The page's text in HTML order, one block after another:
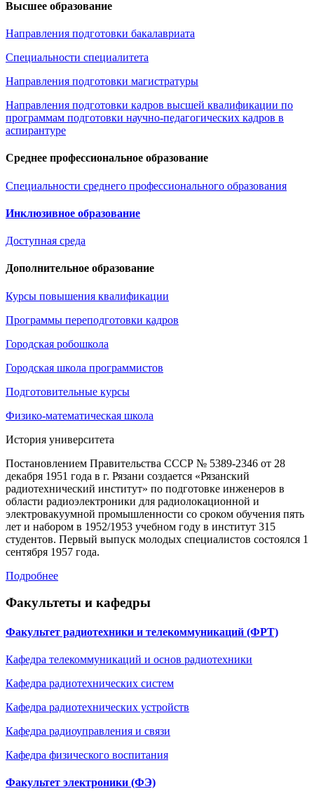
Высшее образование
Направления подготовки бакалавриата
Специальности специалитета
Направления подготовки магистратуры
Направления подготовки кадров высшей квалификации по
программам подготовки научно-педагогических кадров в
аспирантуре
Среднее профессиональное образование
Специальности среднего профессионального образования
Инклюзивное образование
Доступная среда
Дополнительное образование
Курсы повышения квалификации
Программы переподготовки кадров
Городская робошкола
Городская школа программистов
Подготовительные курсы
Физико-математическая школа
История университета
Постановлением Правительства СССР № 5389-2346 от 28
декабря 1951 года в г. Рязани создается «Рязанский
радиотехнический институт» по подготовке инженеров в
области радиоэлектроники для радиолокационной и
электровакуумной промышленности со сроком обучения пять
лет и набором в 1952/1953 учебном году в институт 315
студентов. Первый выпуск молодых специалистов состоялся 1
сентября 1957 года.
Подробнее
Факультеты и кафедры
Факультет радиотехники и телекоммуникаций (ФРТ)
Кафедра телекоммуникаций и основ радиотехники
Кафедра радиотехнических систем
Кафедра радиотехническиx устройств
Кафедра радиоуправления и связи
Кафедра физического воспитания
Факультет электроники (ФЭ)